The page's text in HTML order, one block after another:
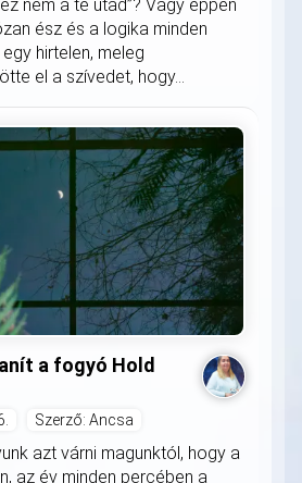
nem a te utad”? Vagy éppen
ész és a logika minden
hirtelen, meleg
el a szívedet, hogy...
a fogyó Hold
Szerző: Ancsa
azt várni magunktól, hogy a
az év minden percében a